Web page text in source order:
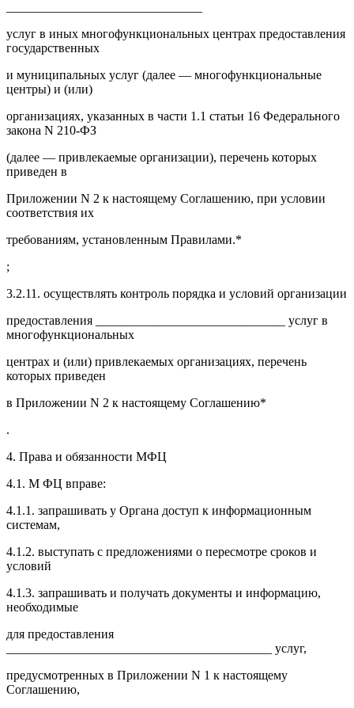
услуг в иных многофункциональных центрах предоставления
государственных
и муниципальных услуг (далее — многофункциональные
центры) и (или)
организациях, указанных в части 1.1 статьи 16 Федерального
закона N 210-ФЗ
(далее — привлекаемые организации), перечень которых
приведен в
Приложении N 2 к настоящему Соглашению, при условии
соответствия их
требованиям, установленным Правилами.*
;
3.2.11. осуществлять контроль порядка и условий организации
предоставления ______________________________ услуг в
многофункциональных
центрах и (или) привлекаемых организациях, перечень
которых приведен
в Приложении N 2 к настоящему Соглашению*
.
4. Права и обязанности МФЦ
4.1. М ФЦ вправе:
4.1.1. запрашивать у Органа доступ к информационным
системам,
4.1.2. выступать с предложениями о пересмотре сроков и
условий
4.1.3. запрашивать и получать документы и информацию,
необходимые
для предоставления
__________________________________________ услуг,
предусмотренных в Приложении N 1 к настоящему
Соглашению,